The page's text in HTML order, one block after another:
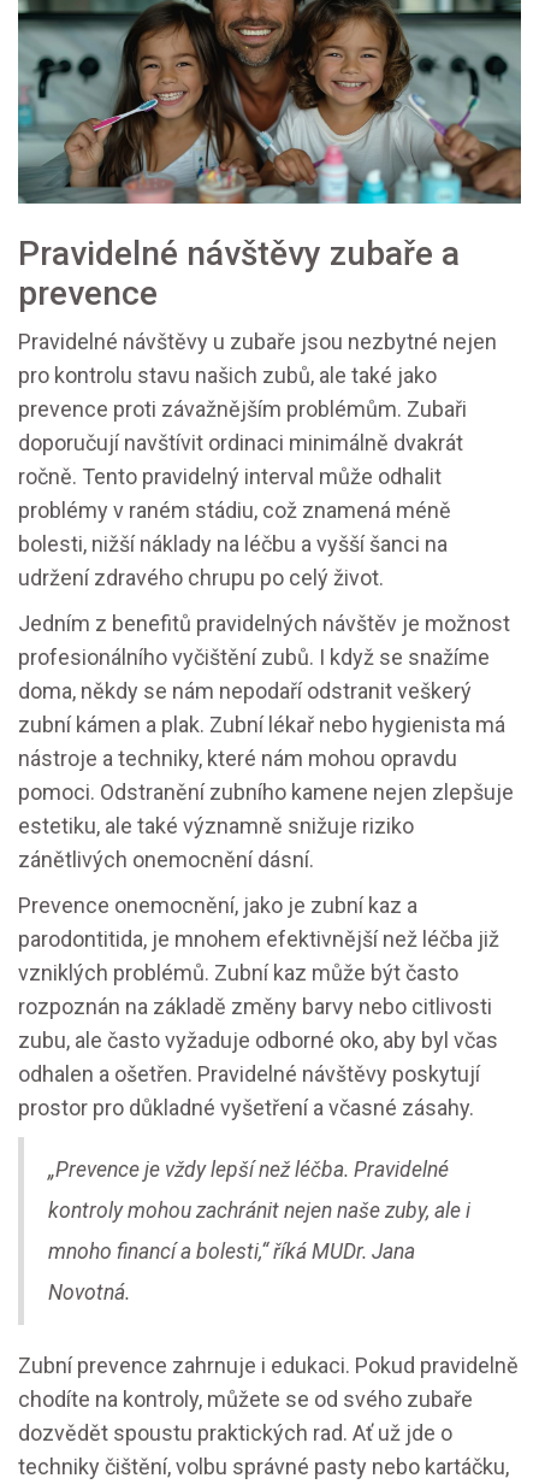
Pravidelné návštěvy zubaře a
prevence
Pravidelné návštěvy u zubaře jsou nezbytné nejen
pro kontrolu stavu našich zubů, ale také jako
prevence proti závažnějším problémům. Zubaři
doporučují navštívit ordinaci minimálně dvakrát
ročně. Tento pravidelný interval může odhalit
problémy v raném stádiu, což znamená méně
bolesti, nižší náklady na léčbu a vyšší šanci na
udržení zdravého chrupu po celý život.
Jedním z benefitů pravidelných návštěv je možnost
profesionálního vyčištění zubů. I když se snažíme
doma, někdy se nám nepodaří odstranit veškerý
zubní kámen a plak. Zubní lékař nebo hygienista má
nástroje a techniky, které nám mohou opravdu
pomoci. Odstranění zubního kamene nejen zlepšuje
estetiku, ale také významně snižuje riziko
zánětlivých onemocnění dásní.
Prevence onemocnění, jako je zubní kaz a
parodontitida, je mnohem efektivnější než léčba již
vzniklých problémů. Zubní kaz může být často
rozpoznán na základě změny barvy nebo citlivosti
zubu, ale často vyžaduje odborné oko, aby byl včas
odhalen a ošetřen. Pravidelné návštěvy poskytují
prostor pro důkladné vyšetření a včasné zásahy.
„Prevence je vždy lepší než léčba. Pravidelné
kontroly mohou zachránit nejen naše zuby, ale i
mnoho financí a bolesti,“ říká MUDr. Jana
Novotná.
Zubní prevence zahrnuje i edukaci. Pokud pravidelně
chodíte na kontroly, můžete se od svého zubaře
dozvědět spoustu praktických rad. Ať už jde o
techniky čištění, volbu správné pasty nebo kartáčku,